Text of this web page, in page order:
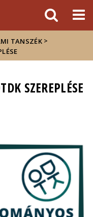
TANSZÉK >
SZEREPLÉSE